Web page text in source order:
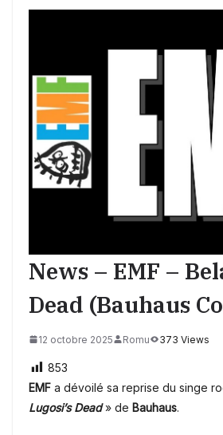
News – EMF –
Dead (Bauhaus
12 octobre 2025 Romu 373 Views
853
EMF a dévoilé sa reprise du singe
Lugosi’s Dead» de Bauhaus.